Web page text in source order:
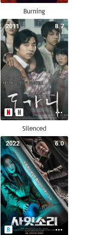
Burning
8.7
2011
Silenced
6.0
2022